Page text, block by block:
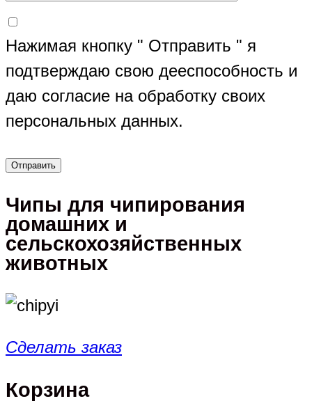
Нажимая кнопку " Отправить " я
подтверждаю свою дееспособность и
даю согласие на обработку своих
персональных данных.
Чипы для чипирования
домашних и
сельскохозяйственных
животных
Сделать заказ
Корзина